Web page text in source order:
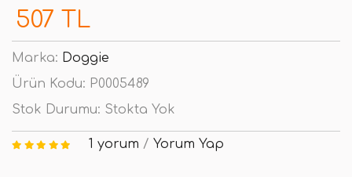
507 TL
Marka: Doggie
Ürün Kodu: P0005489
Stok Durumu: Stokta Yok
1 yorum / Yorum Yap